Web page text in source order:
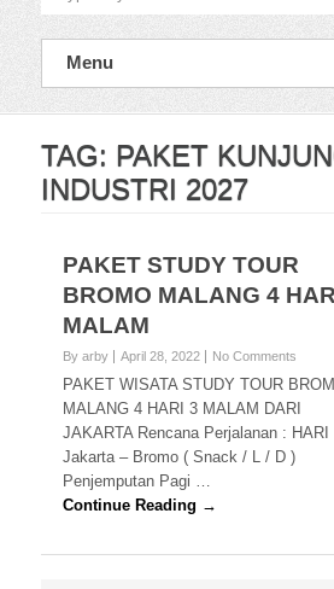
Menu
TAG: PAKET
INDUSTRI 2027
PAKET STUDY TOUR
BROMO MALANG 4
MALAM
By arby April 28, 2022 No Comments
PAKET WISATA STUDY TOUR
MALANG 4 HARI 3 MALAM DARI
JAKARTA Rencana Perjalanan : HARI
Jakarta – Bromo ( Snack / L / D )
Penjemputan Pagi …
Continue Reading →